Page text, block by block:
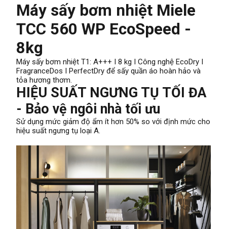
Máy sấy bơm nhiệt Miele
TCC 560 WP EcoSpeed -
8kg
Máy sấy bơm nhiệt T1: A+++ I 8 kg I Công nghệ EcoDry I
FragranceDos I PerfectDry để sấy quần áo hoàn hảo và
tỏa hương thơm.
HIỆU SUẤT NGƯNG TỤ TỐI ĐA
- Bảo vệ ngôi nhà tối ưu
Sử dụng mức giảm độ ẩm ít hơn 50% so với định mức cho
hiệu suất ngưng tụ loại A.